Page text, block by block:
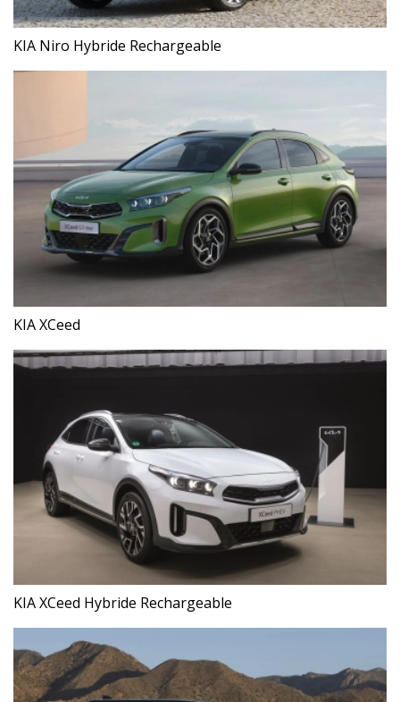
KIA Niro Hybride Rechargeable
KIA XCeed
KIA XCeed Hybride Rechargeable